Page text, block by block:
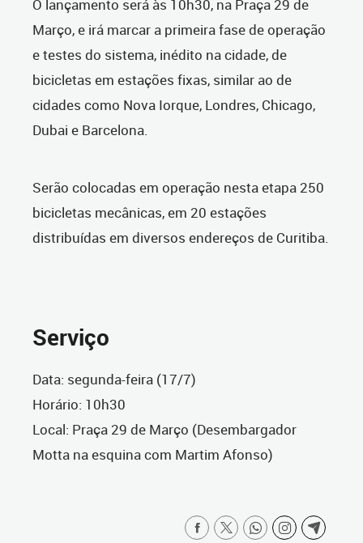
O lançamento será às 10h30, na Praça 29 de
Março, e irá marcar a primeira fase de operação
e testes do sistema, inédito na cidade, de
bicicletas em estações fixas, similar ao de
cidades como Nova Iorque, Londres, Chicago,
Dubai e Barcelona.
Serão colocadas em operação nesta etapa 250
bicicletas mecânicas, em 20 estações
distribuídas em diversos endereços de Curitiba.
Serviço
Data: segunda-feira (17/7)
Horário: 10h30
Local: Praça 29 de Março (Desembargador
Motta na esquina com Martim Afonso)